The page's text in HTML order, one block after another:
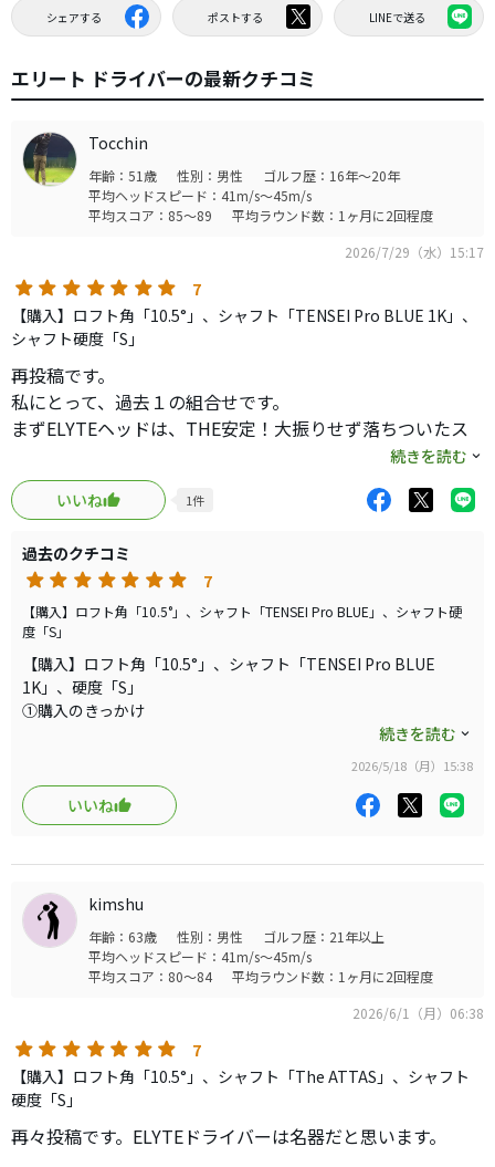
シェアする ポストする LINEで送る
エリート ドライバーの最新クチコミ
Tocchin
年齢：51歳 性別：男性
ゴルフ歴：16年～20年
平均ヘッドスピード：41m/s～45m/s
平均スコア：85～89
平均ラウンド数：1ヶ月に2回程度
2026/7/29（水）15:17
7
【購入】ロフト角「10.5°」、シャフト「TENSEI Pro BLUE 1K」、
シャフト硬度「S」
再投稿です。
私にとって、過去１の組合せです。
まずELYTEヘッドは、THE安定！大振りせず落ちついたス
イングになってきたことも功を奏していますが、芯が外れ
たミスヒットでも、安定してコース内に収まってくれます。
HS43程度で、普通に平均して260y位は飛びます。一発激飛
もありました。しかし1番の恩恵は、コース内にしっかりと
収まってくれることです。
伴侶のTENSEI Pro BLUE 1K 50S も、ヘッドとのマッチン
グが秀逸で、切り返しで打ち急がずにゆっくりダウンする
ことによって、巻かずに力を溜めて直進性のあるティーシ
ョットをぶっ放してくれます。
QUANTUMシリーズとか、ELYTE TD MAX とか、最新RS ド
ライバーなど、さらなる高みを目指したい気持もあります
が、今年はELYTEとTENSEIの組合せで、自己ベストを目指
します。
続きを読む
いいね
1件
過去のクチコミ
7
【購入】ロフト角「10.5°」、シャフト「TENSEI Pro BLUE」、シャフト硬
度「S」
【購入】ロフト角「10.5°」、シャフト「TENSEI Pro BLUE
1K」、硬度「S」
①購入のきっかけ
PING G430 MAX 10K→Aiスモークmax→AiスモークTD→Tsi3
と変遷してきました。特に、今更ながらTsi3の音と打感が秀逸
で、最後の１ｗだと心に決めた時期もありましたが、ナイスショ
ットとミスヒット時の差が大きく、不安定な自分には使いこなせ
ませんでした。同期間併用したスモークTDも鳥かごでは素晴ら
で、安定してコース内に残すことを第１優先に、背伸びせずコア
モデルを選択しました。
②使用したシチュエーション
コースで５回ほど使用。平均キャリー250、トータル260程
度、最長300y。最初の３回はVENTAS TR BLUE 6s装着で使用し
ました。強い出玉でナイスショットが出ましたが、ラウンド終盤
に右プッシュ、合わせて打とうと調整しチョロがでるなど、体力
的にしんどい感じ。最近２回はTENSEI Pro BLUE 5sを装着。飛
距離変わらず終始安定し、スコアアップにも貢献してくれていま
す。シャフト重量がだいぶ違いますが、私はTENSEI 5sがベスト
でした。
続きを読む
2026/5/18（月）15:38
いいね
kimshu
年齢：63歳 性別：男性
ゴルフ歴：21年以上
平均ヘッドスピード：41m/s～45m/s
平均スコア：80～84
平均ラウンド数：1ヶ月に2回程度
2026/6/1（月）06:38
7
【購入】ロフト角「10.5°」、シャフト「The ATTAS」、シャフト
硬度「S」
再々投稿です。ELYTEドライバーは名器だと思います。